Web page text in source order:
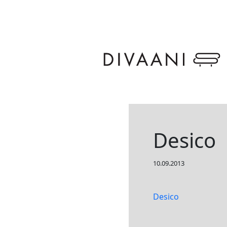
Desico
10.09.2013
Desico